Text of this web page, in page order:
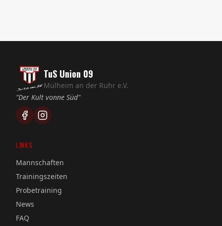
TuS Union 09
Mülheim an der Ruhr e.V.
"Der Kult vonne Süd"
LINKS
Mannschaften
Trainingszeiten
Probetraining
News
FAQ